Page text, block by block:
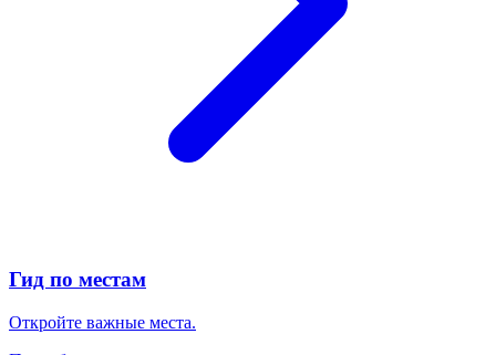
Гид по местам
Откройте важные места.